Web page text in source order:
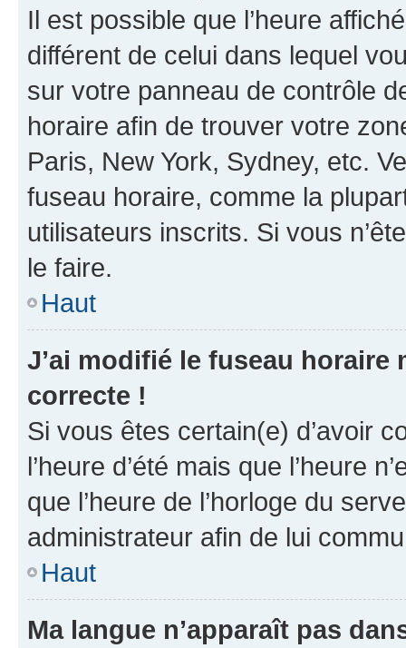
Il est possible que l’heure
différent de celui dans lequel
sur votre panneau de contrôle
horaire afin de trouver votre
Paris, New York, Sydney, etc.
fuseau horaire, comme la
utilisateurs inscrits. Si vous
le faire.
Haut
J’ai modifié le fuseau horaire
correcte !
Si vous êtes certain(e) d’avoir
l’heure d’été mais que l’heure
que l’heure de l’horloge du
administrateur afin de lui
Haut
Ma langue n’apparaît pas